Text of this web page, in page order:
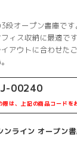
は
¥ 19,800
で
す。
段オープン書庫で
ィス収納に最適で
アウトに合わせた
00240
際は、上記の商品コードを
ンライン オープ